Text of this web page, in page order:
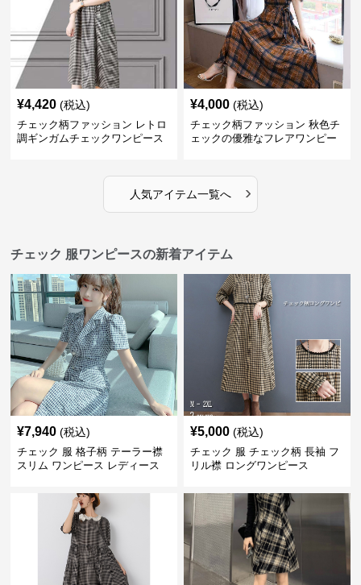
¥4,420 (税込)
チェック柄ファッション レトロ
調ギンガムチェックワンピース
¥4,000 (税込)
チェック柄ファッション 秋色チ
ェックの優雅なフレアワンピー
人気アイテム一覧へ ›
チェック 服ワンピースの新着アイテム
¥7,940 (税込)
チェック 服 格子柄 テーラー襟
スリム ワンピース レディース
¥5,000 (税込)
チェック 服 チェック柄 長袖 フ
リル襟 ロングワンピース